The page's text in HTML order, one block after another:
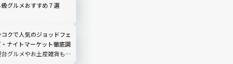
級グルメおすすめ７選
コクで人気のジョッドフェ
・ナイトマーケット徹底調
グルメやお土産雑貨も！